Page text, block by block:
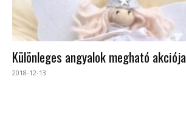
Különleges angyalok megható akciója
2018-12-13